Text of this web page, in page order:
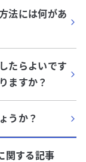
法には何があ
たらよいです
ますか？
うか？
関する記事